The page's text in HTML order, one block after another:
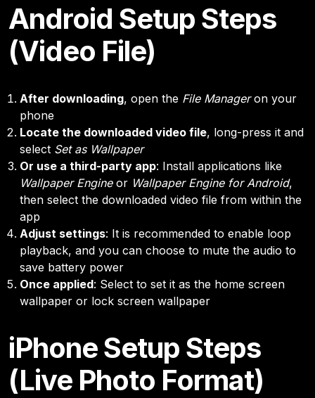
Android Setup Steps
(Video File)
After downloading, open the File Manageron your
phone
Locate the downloaded video file, long-press it and
select Set as Wallpaper
Or use a third-party app: Install applications like
Wallpaper Engineor Wallpaper Engine for Android,
then select the downloaded video file from within the
app
Adjust settings: It is recommended to enable loop
playback, and you can choose to mute the audio to
save battery power
Once applied: Select to set it as the home screen
wallpaper or lock screen wallpaper
iPhone Setup Steps
(Live Photo Format)